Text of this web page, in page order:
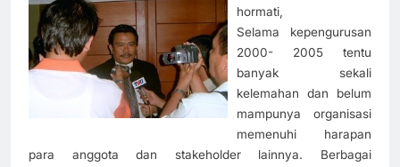
hormati,
Selama kepengurusan
2000- 2005 tentu
banyak sekali
kelemahan dan belum
mampunya organisasi
memenuhi harapan
para anggota dan stakeholder lainnya. Berbagai